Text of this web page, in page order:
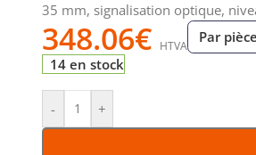
35 mm, signalisation optique,
348.06€ HTVA
Par pièce
14 en stock
- +